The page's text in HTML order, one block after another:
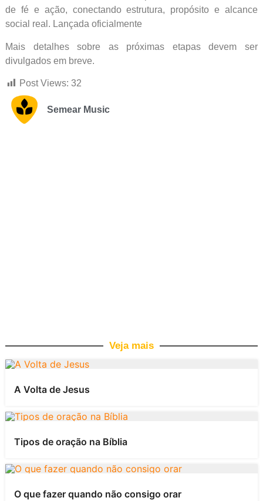
de fé e ação, conectando estrutura, propósito e alcance
social real. Lançada oficialmente
Mais detalhes sobre as próximas etapas devem ser
divulgados em breve.
Post Views: 32
Semear Music
Veja mais
A Volta de Jesus
Tipos de oração na Bíblia
O que fazer quando não consigo orar